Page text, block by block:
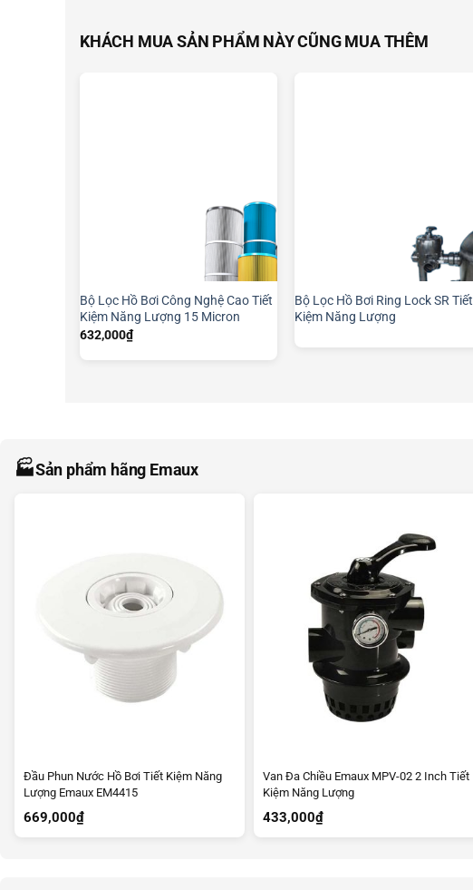
KHÁCH MUA SẢN PHẨM NÀY CŨNG MUA THÊM
Bộ Lọc Hồ Bơi Công Nghệ Cao Tiết
Kiệm Năng Lượng 15 Micron
632,000₫
Bộ Lọc Hồ Bơi Ring Lock SR Tiết
Kiệm Năng Lượng
🏭Sản phẩm hãng Emaux
Đầu Phun Nước Hồ Bơi Tiết Kiệm Năng
Lượng Emaux EM4415
669,000₫
Van Đa Chiều Emaux MPV-02 2 Inch Tiết
Kiệm Năng Lượng
433,000₫